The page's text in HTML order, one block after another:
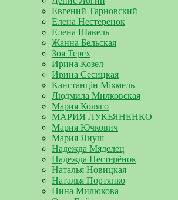
Евгений Тарновский
Елена Нестеренок
Елена Шавель
Жанна Бельская
Зоя Терех
Ирина Козел
Ирина Сесицкая
Канстанцін Міхмель
Людмила Милковская
Мария Коляго
МАРИЯ ЛУКЬЯНЕНКО
Мария Ючкович
Мария Януш
Надежда Мяделец
Надежда Нестерёнок
Наталья Новицкая
Наталья Портянко
Нина Милюкова